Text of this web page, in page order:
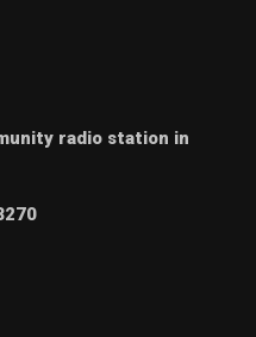
radio station in